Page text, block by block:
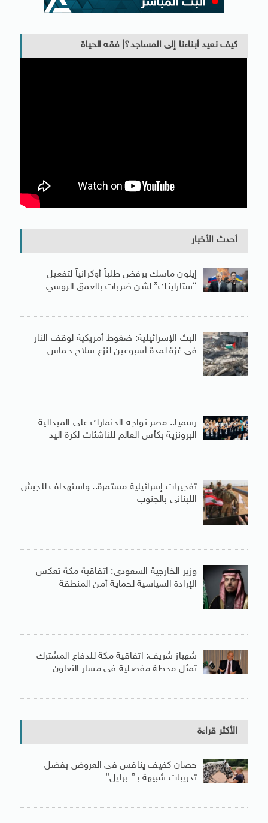
كيف نعيد أبناءنا إلى المساجد؟| فقه الحياة
أحدث الأخبار
إيلون ماسك يرفض طلباً أوكرانياً لتفعيل
“ستارلينك” لشن ضربات بالعمق الروسي
البث الإسرائيلية: ضغوط أمريكية لوقف النار
فى غزة لمدة أسبوعين لنزع سلاح حماس
رسميا.. مصر تواجه الدنمارك على الميدالية
البرونزية بكأس العالم للناشئات لكرة اليد
تفجيرات إسرائيلية مستمرة.. واستهداف للجيش
اللبنانى بالجنوب
وزير الخارجية السعودى: اتفاقية مكة تعكس
الإرادة السياسية لحماية أمن المنطقة
شهباز شريف: اتفاقية مكة للدفاع المشترك
تمثل محطة مفصلية فى مسار التعاون
الأكثر قراءة
حصان كفيف ينافس فى العروض بفضل
تدريبات شبيهة بـ” برايل”